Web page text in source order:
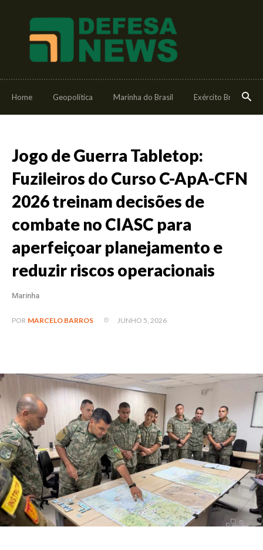
Home Geopolítica Marinha do Brasil Exército Brasileiro
Jogo de Guerra Tabletop:
Fuzileiros do Curso C-ApA-CFN
2026 treinam decisões de
combate no CIASC para
aperfeiçoar planejamento e
reduzir riscos operacionais
Marinha
POR MARCELO BARROS JUNHO 5, 2026